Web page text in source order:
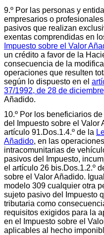
9.º Por las personas y
empresarios o
pasivos que realizan
exentas comprendidas en
Impuesto sobre el Valor
un crédito a favor de la
consecuencia de la
operaciones que resulten
según lo dispuesto en el
37/1992, de 28 de diciembre
Añadido.
10.º Por los beneficiarios
del Impuesto sobre el Valor
artículo 91.Dos.1.4.º de la
Añadido, en las
intracomunitarias de
pasivos del Impuesto,
el artículo 26 bis.Dos.1.2.º
sobre el Valor Añadido.
modelo 309 cualquier otra
sujeto pasivo del Impuesto
tributaria como
requisitos exigidos para la
en el Impuesto sobre el
aplicables al hecho